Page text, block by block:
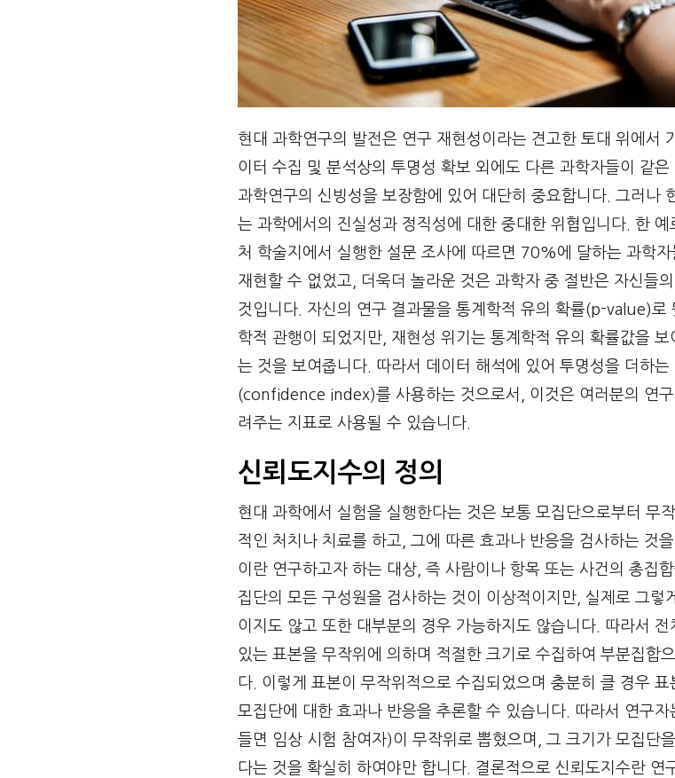
현대 과학연구의 발전은 연구 재현성이라는 견고한 토대 위에서
이터 수집 및 분석상의 투명성 확보 외에도 다른 과학자들이 같
과학연구의 신빙성을 보장함에 있어 대단히 중요합니다. 그러나
는 과학에서의 진실성과 정직성에 대한 중대한 위협입니다. 한 예
처 학술지에서 실행한 설문 조사에 따르면 70%에 달하는 과학
재현할 수 없었고, 더욱더 놀라운 것은 과학자 중 절반은 자신들
것입니다. 자신의 연구 결과물을 통계학적 유의 확률(p-value)로
학적 관행이 되었지만, 재현성 위기는 통계학적 유의 확률값을
는 것을 보여줍니다. 따라서 데이터 해석에 있어 투명성을 더하
(confidence index)를 사용하는 것으로서, 이것은 여러분의 연
려주는 지표로 사용될 수 있습니다.
신뢰도지수의 정의
현대 과학에서 실험을 실행한다는 것은 보통 모집단으로부터 무
적인 처치나 치료를 하고, 그에 따른 효과나 반응을 검사하는 것
이란 연구하고자 하는 대상, 즉 사람이나 항목 또는 사건의 총집
집단의 모든 구성원을 검사하는 것이 이상적이지만, 실제로 그렇
이지도 않고 또한 대부분의 경우 가능하지도 않습니다. 따라서
있는 표본을 무작위에 의하며 적절한 크기로 수집하여 부분집합
다. 이렇게 표본이 무작위적으로 수집되었으며 충분히 클 경우
모집단에 대한 효과나 반응을 추론할 수 있습니다. 따라서 연구
들면 임상 시험 참여자)이 무작위로 뽑혔으며, 그 크기가 모집단
다는 것을 확실히 하여야만 합니다. 결론적으로 신뢰도지수란 연